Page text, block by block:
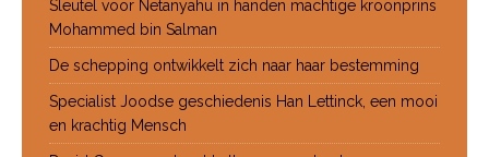
Sleutel voor Netanyahu in handen machtige kroonprins
Mohammed bin Salman
De schepping ontwikkelt zich naar haar bestemming
Specialist Joodse geschiedenis Han Lettinck, een mooi
en krachtig Mensch